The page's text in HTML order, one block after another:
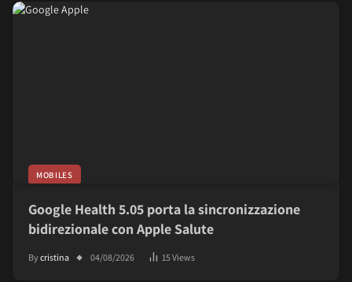
MOBILES
Google Health 5.05 porta la sincronizzazione
bidirezionale con Apple Salute
Bycristina 04/08/2026 15Views